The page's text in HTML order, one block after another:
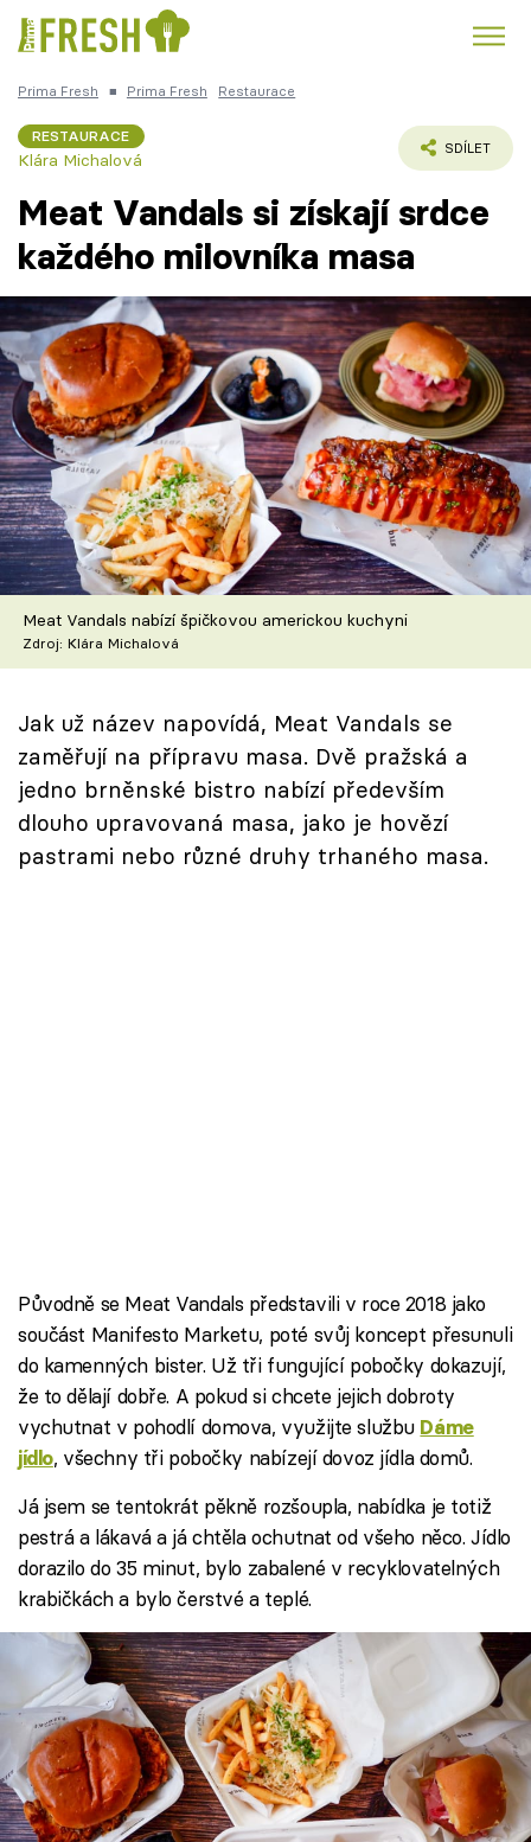
Česká kuchyně
Témata
Recepty
Články
TV Program
Škola vaření
Recepty z TV
Speciál: Cuketa
Těhotnej kuchař
Sledujte prima+
Přihlášení
Prima Fresh ■ Prima Fresh Restaurace
RESTAURACE
Klára Michalová
SDÍLET
Meat Vandals si získají srdce
každého milovníka masa
Meat Vandals nabízí špičkovou americkou kuchyni
Zdroj: Klára Michalová
Jak už název napovídá, Meat Vandals se
zaměřují na přípravu masa. Dvě pražská a
jedno brněnské bistro nabízí především
dlouho upravovaná masa, jako je hovězí
pastrami nebo různé druhy trhaného masa.
Původně se Meat Vandals představili v roce 2018 jako
součást Manifesto Marketu, poté svůj koncept přesunuli
do kamenných bister. Už tři fungující pobočky dokazují,
že to dělají dobře. A pokud si chcete jejich dobroty
vychutnat v pohodlí domova, využijte službu Dáme
jídlo, všechny tři pobočky nabízejí dovoz jídla domů.
Já jsem se tentokrát pěkně rozšoupla, nabídka je totiž
pestrá a lákavá a já chtěla ochutnat od všeho něco. Jídlo
dorazilo do 35 minut, bylo zabalené v recyklovatelných
krabičkách a bylo čerstvé a teplé.